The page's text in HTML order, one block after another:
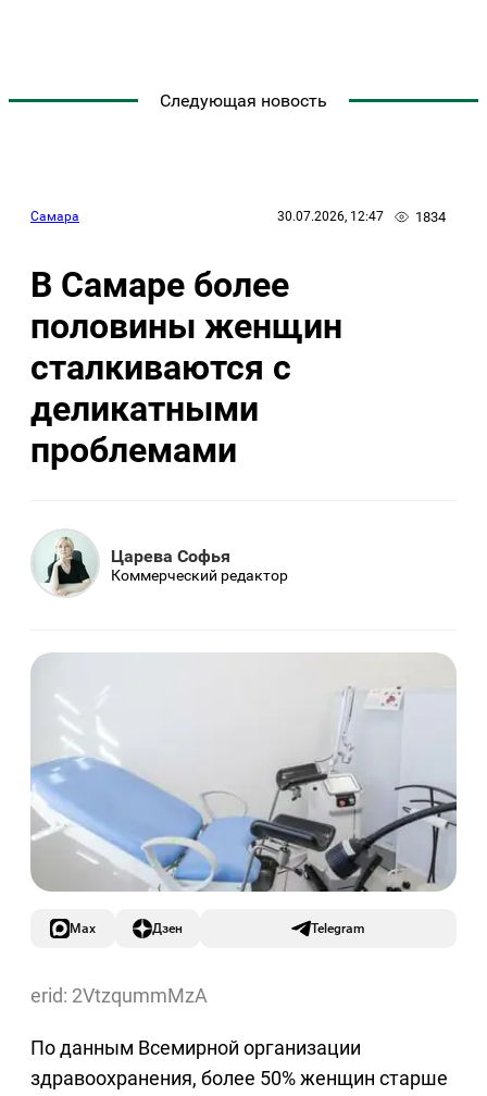
Следующая новость
Самара 30.07.2026, 12:47 1834
В Самаре более
половины женщин
сталкиваются с
деликатными
проблемами
Царева Софья
Коммерческий редактор
Max Дзен Telegram
erid: 2VtzqummMzA
По данным Всемирной организации
здравоохранения, более 50% женщин старше